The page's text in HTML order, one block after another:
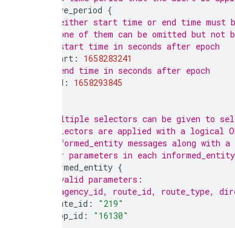
active_period {
# either start time or end time must
# one of them can be omitted but not
# start time in seconds after epoch
start :
1658283241
# end time in seconds after epoch
end :
1658293845
# multiple selectors can be given to
# selectors are applied with a logical
# informed_entity messages along with
# for parameters in each informed_entity
informed_entity {
# valid parameters:
# agency_id, route_id, route_type,
route_id :
"219"
stop_id :
"16130"